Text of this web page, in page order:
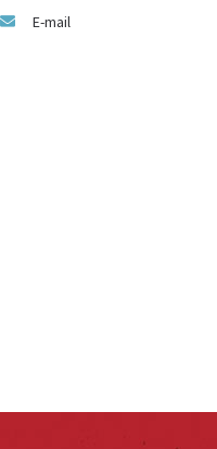
E-mail